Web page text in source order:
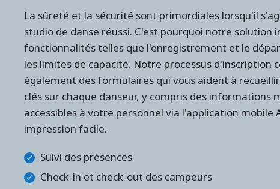
La sûreté et la sécurité sont primordiales lorsqu'il
studio de danse réussi. C'est pourquoi notre solution
fonctionnalités telles que l'enregistrement et le
les limites de capacité. Notre processus d'inscription
également des formulaires qui vous aident à
clés sur chaque danseur, y compris des informations
accessibles à votre personnel via l'application mobile
impression facile.
Suivi des présences
Check-in et check-out des campeurs